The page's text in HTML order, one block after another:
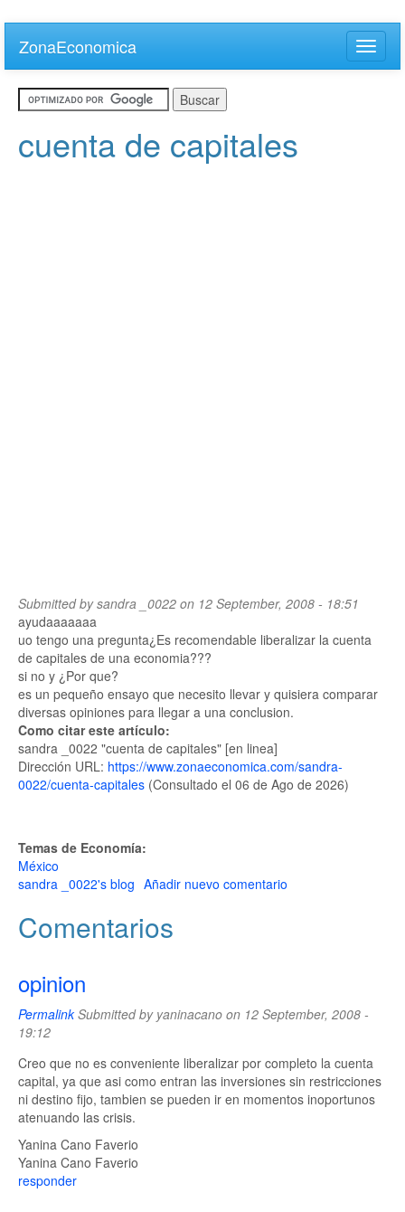
main
content
ZonaEconomica
Toggle
cuenta de capitales
Submitted bysandra _0022 on 12 September, 2008 - 18:51
ayudaaaaaaa
uo tengo una pregunta¿Es recomendable liberalizar la cuenta
de capitales de una economia???
si no y ¿Por que?
es un pequeño ensayo que necesito llevar y quisiera comparar
diversas opiniones para llegar a una conclusion.
Como citar este artículo:
sandra _0022 "cuenta de capitales" [en linea]
Dirección URL: https://www.zonaeconomica.com/sandra-
0022/cuenta-capitales (Consultado el 06 de Ago de 2026)
Temas de Economía:
México
sandra _0022's blog Añadir nuevo comentario
Comentarios
opinion
PermalinkSubmitted by yaninacano on 12 September, 2008 -
19:12
Creo que no es conveniente liberalizar por completo la cuenta
capital, ya que asi como entran las inversiones sin restricciones
ni destino fijo, tambien se pueden ir en momentos inoportunos
atenuando las crisis.
Yanina Cano Faverio
Yanina Cano Faverio
responder